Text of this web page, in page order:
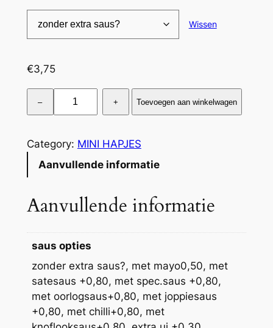
€
4
5
Wissen
€3,75
–
i
f
n
e
+ Toevoegen aan winkelwagen
Category: MINI HAPJES
Aanvullende informatie
Aanvullende informatie
saus opties
zonder extra saus?, met mayo0,50, met
satesaus +0,80, met spec.saus +0,80,
met oorlogsaus+0,80, met joppiesaus
+0,80, met chilli+0,80, met